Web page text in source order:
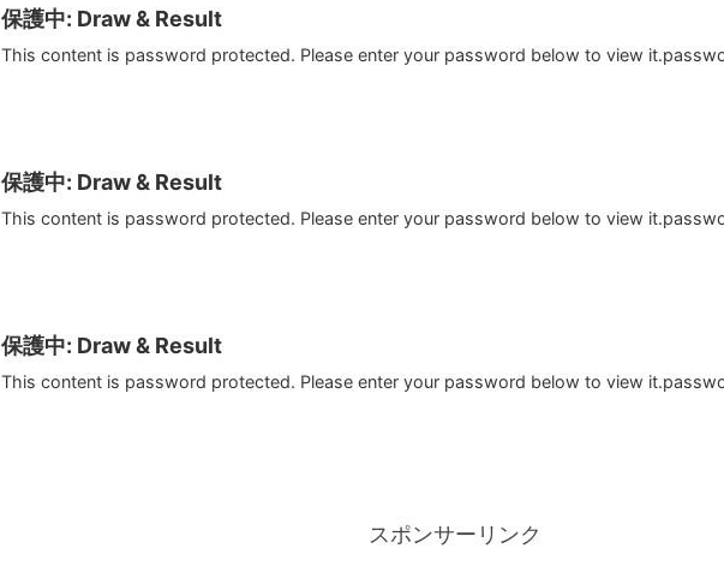
保護中: Draw & Result
This content is password protected. Please enter your password below to view
保護中: Draw & Result
This content is password protected. Please enter your password below to view
保護中: Draw & Result
This content is password protected. Please enter your password below to view
スポンサーリンク